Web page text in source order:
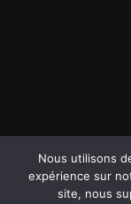
Nous utilisons
expérience sur
site, nous